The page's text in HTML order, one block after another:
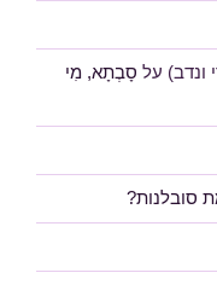
ונדב) על סָבְתָא, מִי
סובלנות?